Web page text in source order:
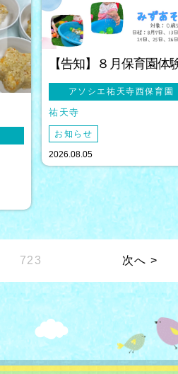
【告知】８月保育園体
アソシエ祐天寺西保育園
祐天寺
お知らせ
2026.08.05
723 次へ >